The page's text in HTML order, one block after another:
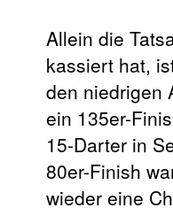
Allein die
kassiert hat,
den niedrigen
ein 135er-
15-Darter in
80er-Finish
wieder eine